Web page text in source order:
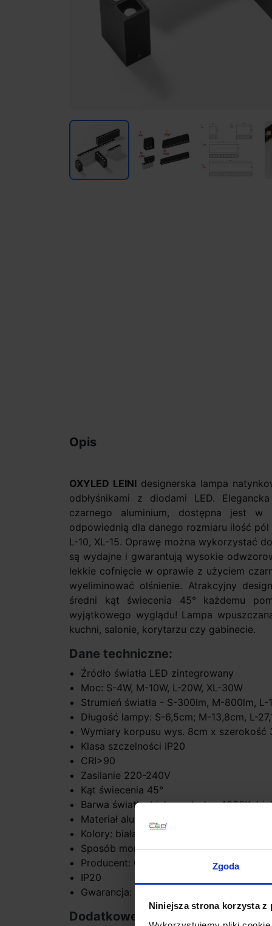
Zgoda
Niniejsza strona korzysta z
Opis
OXYLED LEINI designerska lampa
odbłyśnikami z diodami LED.
czarnego aluminium, dostępna jest
odpowiednią dla danego rozmiaru ilość
L-10, XL-15. Oprawę można wykorzystać
są wydajne i gwarantują wysokie
lekkie cofnięcie w oprawie z użyciem
wyeliminować olśnienie. Atrakcyjny
średni kąt świecenia 45° każdemu
wyjątkowego wyglądu! Lampa
kuchni, salonie, korytarzu czy gabinecie.
Dane techniczne:
Źródło światła LED zintegrowany
Moc: S-4W, M-10W, L-20W, XL-30W
Strumień światła - S-300lm, M-800lm, L-
Długość lampy: S-6,5cm; M-13,8cm, L-
Wymiary korpusu wys. 8cm x szerokość
Klasa szczelności IP20
CRI>90
Zasilanie 220-240V
Kąt świecenia 45°
Barwa światła: biała neutralna 4000K,
Materiał aluminium
Kolory: biała lub czarna ramka + czarne
Sposób montażu wpuszczany
Producent: OXYLED
IP20
Gwarancja: 2 lata
Dodatkowe informacje: